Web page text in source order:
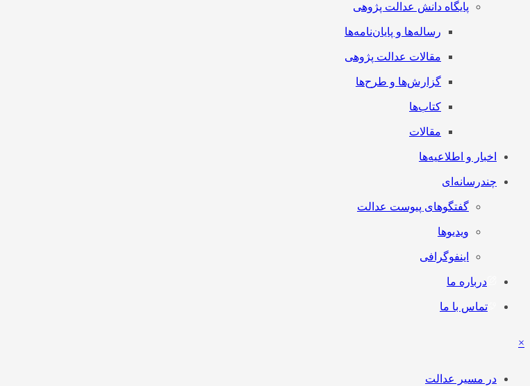
پایگاه دانش عدالت پژوهی
رساله‌ها و پایان‌نامه‌ها
مقالات عدالت پژوهی
گزارش‌ها و طرح‌ها
کتاب‌ها
مقالات
اخبار و اطلاعیه‌ها
چندرسانه‌ای
گفتگوهای پیوست عدالت
ویدیوها
اینفوگرافی
درباره ما
تماس با ما
×
در مسیر عدالت